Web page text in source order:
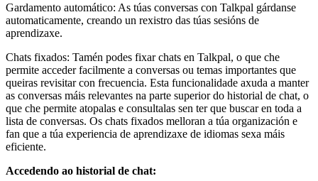
Gardamento automático: As túas conversas con Talkpal gárdanse
automaticamente, creando un rexistro das túas sesións de
aprendizaxe.
Chats fixados: Tamén podes fixar chats en Talkpal, o que che
permite acceder facilmente a conversas ou temas importantes que
queiras revisitar con frecuencia. Esta funcionalidade axuda a manter
as conversas máis relevantes na parte superior do historial de chat, o
que che permite atopalas e consultalas sen ter que buscar en toda a
lista de conversas. Os chats fixados melloran a túa organización e
fan que a túa experiencia de aprendizaxe de idiomas sexa máis
eficiente.
Accedendo ao historial de chat: